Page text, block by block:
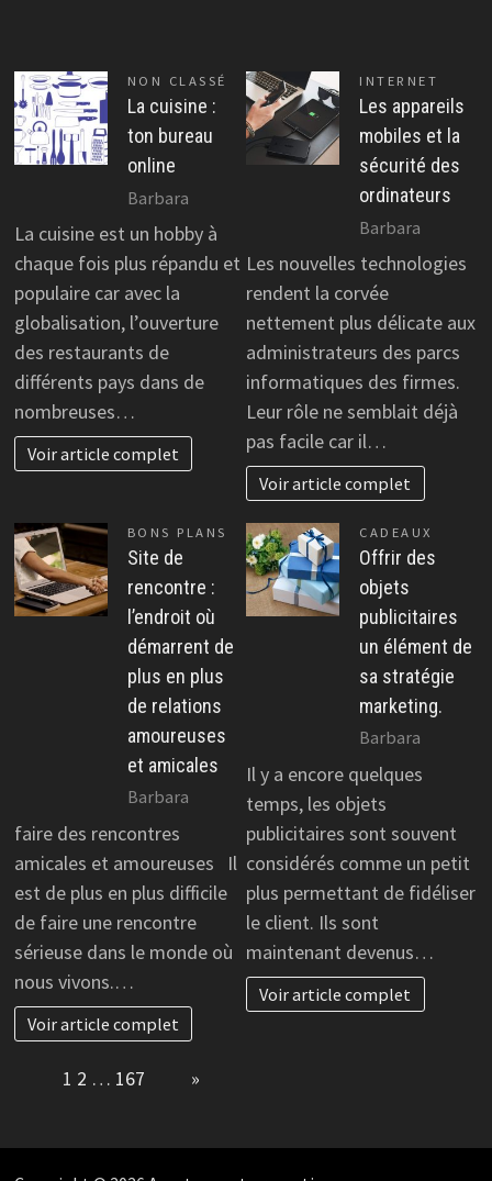
NON CLASSÉ
La cuisine :
ton bureau
online
Barbara
La cuisine est un hobby à
chaque fois plus répandu et
populaire car avec la
globalisation, l’ouverture
des restaurants de
différents pays dans de
nombreuses…
Voir article complet
INTERNET
Les appareils
mobiles et la
sécurité des
ordinateurs
Barbara
Les nouvelles technologies
rendent la corvée
nettement plus délicate aux
administrateurs des parcs
informatiques des firmes.
Leur rôle ne semblait déjà
pas facile car il…
Voir article complet
BONS PLANS
Site de
rencontre :
l’endroit où
démarrent de
plus en plus
de relations
amoureuses
et amicales
Barbara
faire des rencontres
amicales et amoureuses Il
est de plus en plus difficile
de faire une rencontre
sérieuse dans le monde où
nous vivons.…
Voir article complet
CADEAUX
Offrir des
objets
publicitaires
un élément de
sa stratégie
marketing.
Barbara
Il y a encore quelques
temps, les objets
publicitaires sont souvent
considérés comme un petit
plus permettant de fidéliser
le client. Ils sont
maintenant devenus…
Voir article complet
1 2 … 167 »